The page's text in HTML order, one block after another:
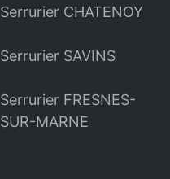
Serrurier CHATENOY
Serrurier SAVINS
Serrurier FRESNES-
SUR-MARNE